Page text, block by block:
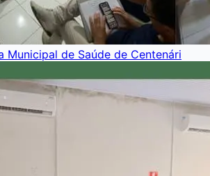
Municipal de Saúde de Centenári